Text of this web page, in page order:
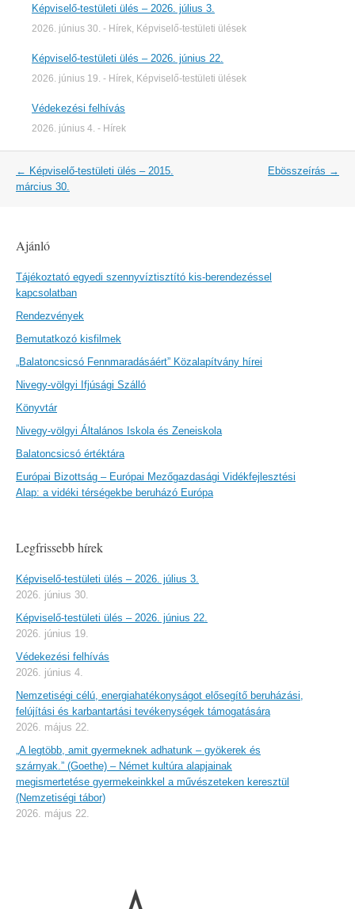
Képviselő-testületi ülés – 2026. július 3.
2026. június 30. - Hírek Képviselő-testületi ülések
Képviselő-testületi ülés – 2026. június 22.
2026. június 19. - Hírek Képviselő-testületi ülések
Védekezési felhívás
2026. június 4. - Hírek
Post
navigation
← Képviselő-testületi ülés – 2015.
március 30.
Ebösszeírás →
Ajánló
Tájékoztató egyedi szennyvíztisztító kis-berendezéssel
kapcsolatban
Rendezvények
Bemutatkozó kisfilmek
„Balatoncsicsó Fennmaradásáért” Közalapítvány hírei
Nivegy-völgyi Ifjúsági Szálló
Könyvtár
Nivegy-völgyi Általános Iskola és Zeneiskola
Balatoncsicsó értéktára
Európai Bizottság – Európai Mezőgazdasági Vidékfejlesztési
Alap: a vidéki térségekbe beruházó Európa
Legfrissebb hírek
Képviselő-testületi ülés – 2026. július 3.
2026. június 30.
Képviselő-testületi ülés – 2026. június 22.
2026. június 19.
Védekezési felhívás
2026. június 4.
Nemzetiségi célú, energiahatékonyságot elősegítő beruházási,
felújítási és karbantartási tevékenységek támogatására
2026. május 22.
„A legtöbb, amit gyermeknek adhatunk – gyökerek és
szárnyak.” (Goethe) – Német kultúra alapjainak
megismertetése gyermekeinkkel a művészeteken keresztül
(Nemzetiségi tábor)
2026. május 22.